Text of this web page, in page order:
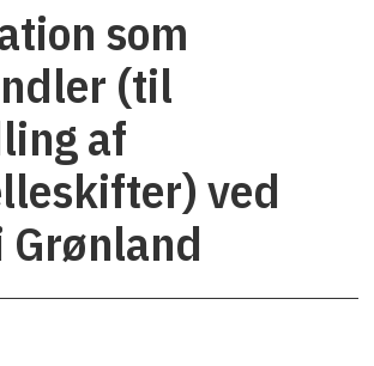
som
(til
af
ved
Grønland